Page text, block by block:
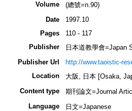
Volume
(總號=n.90)
Date
1997.10
Pages
110 - 117
Publisher
日本道教學會=Japan
Publisher Url
http://www.taoistic-
Location
大阪, 日本 [Osaka,
Content type
期刊論文=Journal
Language
日文=Japanese